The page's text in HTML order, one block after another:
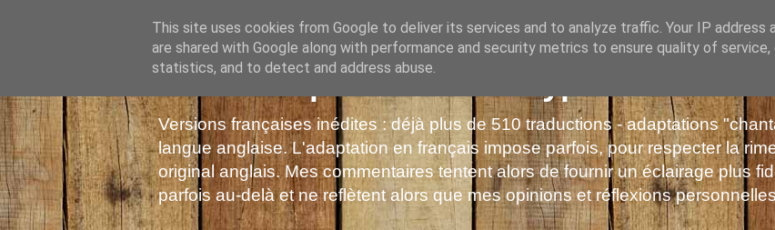
Les Monophonies de Polyphrène
Versions françaises inédites : déjà plus de 510 traductions - adaptations
langue anglaise. L'adaptation en français impose parfois, pour respecter la
original anglais. Mes commentaires tentent alors de fournir un éclairage plus
parfois au-delà et ne reflètent alors que mes opinions et réflexions
This site uses cookies from Google to deliver its services and to analyze traffic. Your IP address
are shared with Google along with performance and security metrics to ensure quality of service,
statistics, and to detect and address abuse.